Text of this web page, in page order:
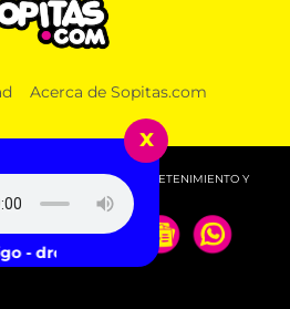
Acerca de Sopitas.com
DEPORTES, ENTRETENIMIENTO Y
x
drop dead